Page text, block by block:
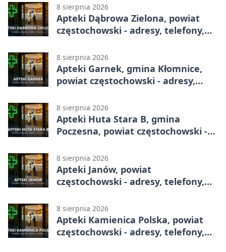
8 sierpnia 2026
Apteki Dąbrowa Zielona, powiat
częstochowski - adresy, telefony,
8 sierpnia 2026
Apteki Garnek, gmina Kłomnice,
powiat częstochowski - adresy,
8 sierpnia 2026
Apteki Huta Stara B, gmina
Poczesna, powiat częstochowski -
8 sierpnia 2026
Apteki Janów, powiat
częstochowski - adresy, telefony,
8 sierpnia 2026
Apteki Kamienica Polska, powiat
częstochowski - adresy, telefony,